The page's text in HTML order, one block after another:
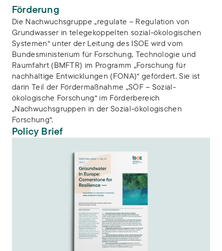
Förderung
Die Nachwuchsgruppe „regulate – Regulation von
Grundwasser in telegekoppelten sozial-ökologischen
Systemen“ unter der Leitung des ISOE wird vom
Bundesministerium für Forschung, Technologie und
Raumfahrt (BMFTR) im Programm „Forschung für
nachhaltige Entwicklungen (FONA)“ gefördert. Sie ist
darin Teil der Fördermaßnahme „SÖF – Sozial-
ökologische Forschung“ im Förderbereich
„Nachwuchsgruppen in der Sozial-ökologischen
Forschung“.
Policy Brief